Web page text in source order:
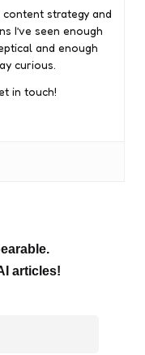
strategy and
I’ve seen enough
and enough
curious.
in touch!
articles!